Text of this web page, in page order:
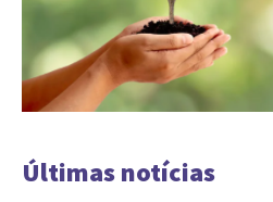
Últimas notícias